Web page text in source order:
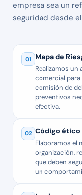
empresa sea un
seguridad desde
01 Mapa de
Realizamos un
comercial
comisión de
preventivos
efectiva.
02 Código
Elaboramos el
organización,
que deben
un